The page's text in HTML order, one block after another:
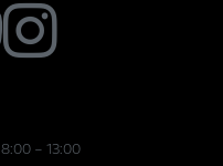
8:00 – 13:00